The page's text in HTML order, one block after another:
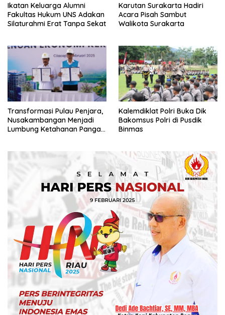
Ikatan Keluarga Alumni
Fakultas Hukum UNS Adakan
Silaturahmi Erat Tanpa Sekat
Karutan Surakarta Hadiri
Acara Pisah Sambut
Walikota Surakarta
Transformasi Pulau Penjara,
Nusakambangan Menjadi
Lumbung Ketahanan Pangan
Kalemdiklat Polri Buka Dik
Bakomsus Polri di Pusdik
Binmas